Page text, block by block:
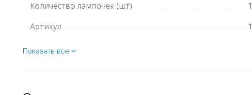
Количество лампочек (шт)
1
Артикул
Показать все